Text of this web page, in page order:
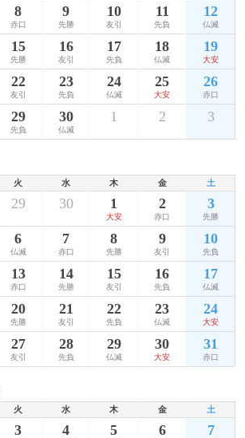
8
赤口
9
先勝
10
友引
11
先負
12
仏滅
15
先勝
16
友引
17
先負
18
仏滅
19
大安
22
友引
23
先負
24
仏滅
25
大安
26
赤口
29
先負
30
仏滅
1 2 3
火 水 木 金 土
29 30 1
大安
2
赤口
3
先勝
6
仏滅
7
赤口
8
先勝
9
友引
10
先負
13
赤口
14
先勝
15
友引
16
先負
17
仏滅
20
先勝
21
友引
22
先負
23
仏滅
24
大安
27
友引
28
先負
29
仏滅
30
大安
31
赤口
火 水 木 金 土
3 4 5 6 7